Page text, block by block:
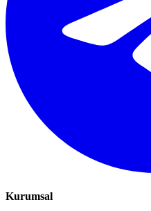
Kurumsal